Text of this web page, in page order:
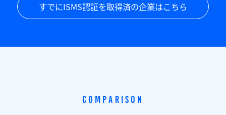
すでにISMS認証を取得済の企業はこちら
Comparison